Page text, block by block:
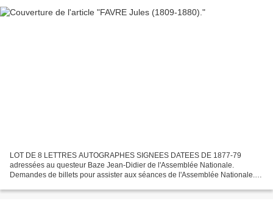
LOT DE 8 LETTRES AUTOGRAPHES SIGNEES DATEES DE 1877-79
adressées au questeur Baze Jean-Didier de l'Assemblée Nationale.
Demandes de billets pour assister aux séances de l'Assemblée Nationale.